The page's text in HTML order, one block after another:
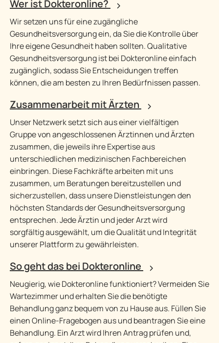
Wer ist Dokteronline?
Wir setzen uns für eine zugängliche
Gesundheitsversorgung ein, da Sie die Kontrolle über
Ihre eigene Gesundheit haben sollten. Qualitative
Gesundheitsversorgung ist bei Dokteronline einfach
zugänglich, sodass Sie Entscheidungen treffen
können, die am besten zu Ihren Bedürfnissen passen.
Zusammenarbeit mit Ärzten
Unser Netzwerk setzt sich aus einer vielfältigen
Gruppe von angeschlossenen Ärztinnen und Ärzten
zusammen, die jeweils ihre Expertise aus
unterschiedlichen medizinischen Fachbereichen
einbringen. Diese Fachkräfte arbeiten mit uns
zusammen, um Beratungen bereitzustellen und
sicherzustellen, dass unsere Dienstleistungen den
höchsten Standards der Gesundheitsversorgung
entsprechen. Jede Ärztin und jeder Arzt wird
sorgfältig ausgewählt, um die Qualität und Integrität
unserer Plattform zu gewährleisten.
So geht das bei Dokteronline
Neugierig, wie Dokteronline funktioniert? Vermeiden Sie
Wartezimmer und erhalten Sie die benötigte
Behandlung ganz bequem von zu Hause aus. Füllen Sie
einen Online-Fragebogen aus und beantragen Sie eine
Behandlung. Ein Arzt wird Ihren Antrag prüfen und,